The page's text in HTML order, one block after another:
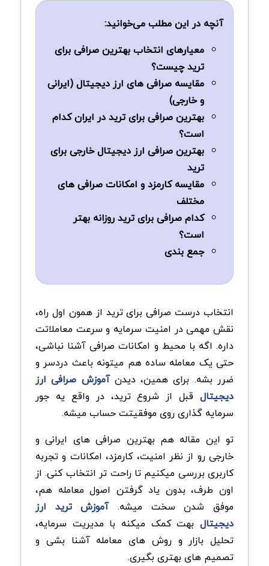
آنچه در این مطلب می‌خوانید:
معیارهای انتخاب بهترین صرافی برای
ترید چیست؟
مقایسه صرافی های ارز دیجیتال (ایرانی
و خارجی)
بهترین صرافی برای ترید در ایران کدام
است؟
بهترین صرافی ارز دیجیتال خارجی برای
ترید
مقایسه کارمزد و امکانات صرافی های
مختلف
کدام صرافی برای ترید روزانه بهتر
است؟
جمع بندی
انتخاب درست صرافی برای ترید از همون اول راه،
نقش مهمی در امنیت سرمایه و سرعت معاملاتت
داره. اگه با محیط و امکانات صرافی آشنا نباشی،
حتی یک معامله ساده هم میتونه باعث دردسر و
ضرر بشه. برای همین، دیدنآموزش صرافی ارز
دیجیتال قبل از شروع ترید، در واقع یه جور
سرمایه گذاری روی موفقیتت حساب میشه.
تو این مقاله هم بهترین صرافی های ایرانی و
خارجی رو از نظر امنیت، کارمزد، امکانات و تجربه
کاربری بررسی میکنیم تا راحت تر انتخاب کنی. از
اون طرف، بدون یاد گرفتن اصول معامله هم،
موفق شدن سخت میشه.آموزش ترید ارز
دیجیتال بهت کمک میکنه با مدیریت سرمایه،
تحلیل بازار و روش های معامله آشنا بشی و
تصمیم های بهتری بگیری.